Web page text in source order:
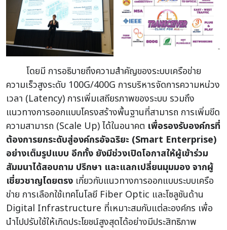
โดยมี การอธิบายถึงความสำคัญของระบบเครือข่าย
ความเร็วสูงระดับ 100G/400G การบริหารจัดการความหน่วง
เวลา (Latency) การเพิ่มเสถียรภาพของระบบ รวมถึง
แนวทางการออกแบบโครงสร้างพื้นฐานที่สามารถ การเพิ่มขีด
ความสามารถ (Scale Up) ได้ในอนาคต เพื่อรองรับองค์กรที่
ต้องการยกระดับสู่องค์กรอัจฉริยะ (Smart Enterprise)
อย่างเต็มรูปแบบ อีกทั้ง ยังมีช่วงเปิดโอกาสให้ผู้เข้าร่วม
สัมมนาได้สอบถาม ปรึกษา และแลกเปลี่ยนมุมมอง จากผู้
เชี่ยวชาญโดยตรง เกี่ยวกับแนวทางการออกแบบระบบเครือ
ข่าย การเลือกใช้เทคโนโลยี Fiber Optic และโซลูชันด้าน
Digital Infrastructure ที่เหมาะสมกับแต่ละองค์กร เพื่อ
นำไปปรับใช้ให้เกิดประโยชน์สูงสุดได้อย่างมีประสิทธิภาพ